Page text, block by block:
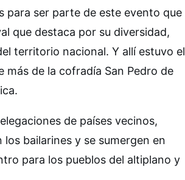
para ser parte de este evento que
que destaca por su diversidad,
territorio nacional. Y allí estuvo el
más de la cofradía San Pedro de
de países vecinos,
bailarines y se sumergen en
para los pueblos del altiplano y